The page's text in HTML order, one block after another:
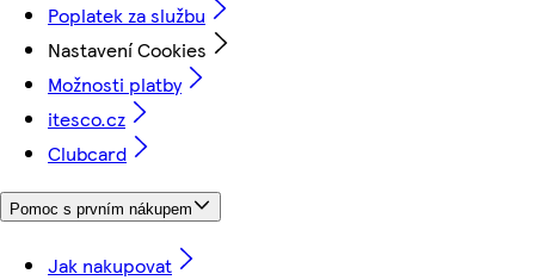
Poplatek za službu
Nastavení Cookies
Možnosti platby
itesco.cz
Clubcard
Pomoc s prvním nákupem
Jak nakupovat